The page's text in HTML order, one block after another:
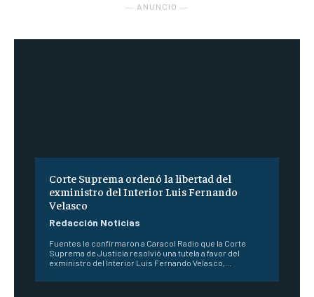
― ANUNCIO ―
Corte Suprema ordenó la libertad del
exministro del Interior Luis Fernando
Velasco
Redacción Noticias
Fuentes le confirmaron a Caracol Radio que la Corte
Suprema de Justicia resolvió una tutela a favor del
exministro del Interior Luis Fernando Velasco,...